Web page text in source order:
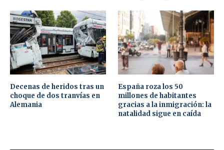
Decenas de heridos tras un
choque de dos tranvías en
Alemania
España roza los 50
millones de habitantes
gracias a la inmigración: la
natalidad sigue en caída